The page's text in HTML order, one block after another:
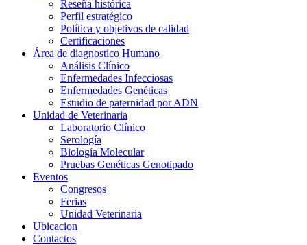
Reseña histórica
Perfil estratégico
Política y objetivos de calidad
Certificaciones
Área de diagnostico Humano
Análisis Clínico
Enfermedades Infecciosas
Enfermedades Genéticas
Estudio de paternidad por ADN
Unidad de Veterinaria
Laboratorio Clínico
Serología
Biología Molecular
Pruebas Genéticas Genotipado
Eventos
Congresos
Ferias
Unidad Veterinaria
Ubicacion
Contactos